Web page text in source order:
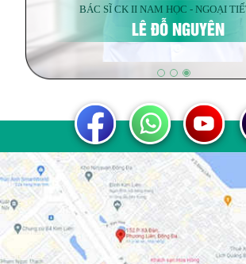
BÁC SĨ CK II NAM HỌC - NGOẠI
LÊ ĐỖ NGUYÊN